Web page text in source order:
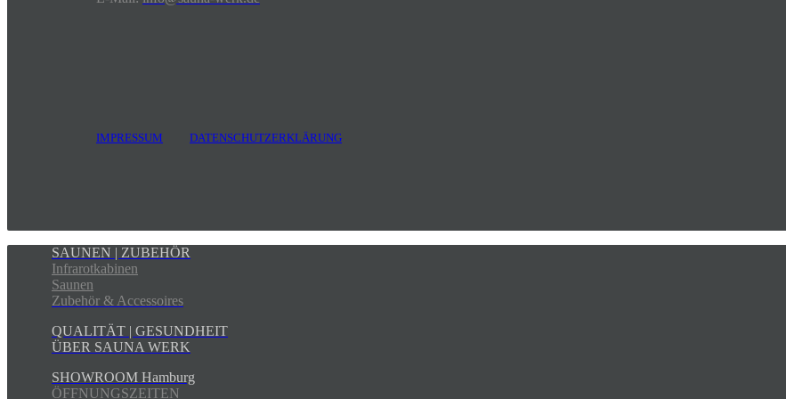
IMPRESSUM DATENSCHUTZERKLÄRUNG
SAUNEN | ZUBEHÖR
Infrarotkabinen
Saunen
Zubehör & Accessoires
QUALITÄT | GESUNDHEIT
ÜBER SAUNA WERK
SHOWROOM Hamburg
ÖFFNUNGSZEITEN